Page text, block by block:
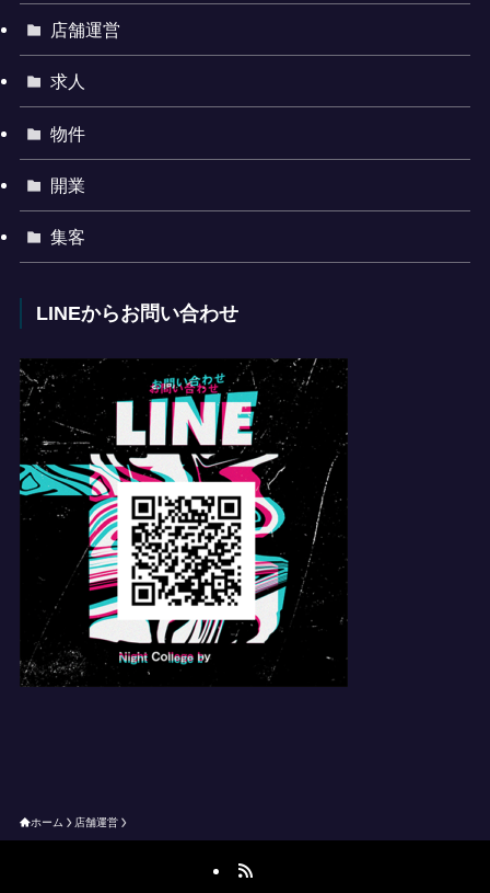
店舗運営
求人
物件
開業
集客
LINEからお問い合わせ
ホーム 店舗運営